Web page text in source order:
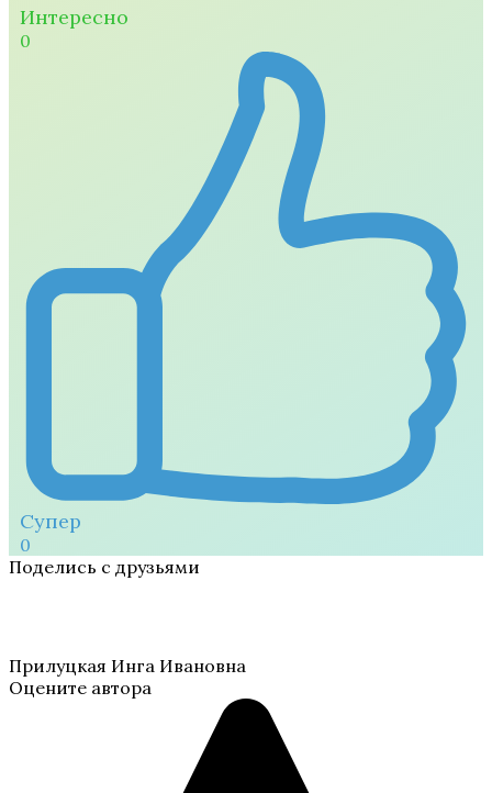
Интересно
0
Супер
0
Поделись с друзьями
Прилуцкая Инга Ивановна
Оцените автора